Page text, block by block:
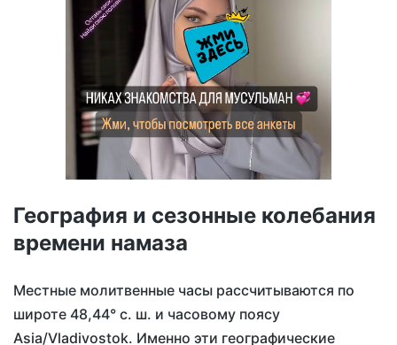
География и сезонные колебания
времени намаза
Местные молитвенные часы рассчитываются по
широте 48,44° с. ш. и часовому поясу
Asia/Vladivostok. Именно эти географические